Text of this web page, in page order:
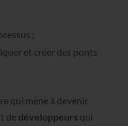
;
et créer des ponts
qui mène à devenir
de développeurs qui